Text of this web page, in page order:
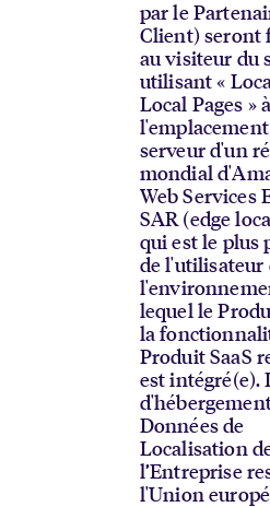
par le
Client) seront
au visiteur du
utilisant «
Local Pages »
serveur d'un
mondial
Web Services
SAR (edge
qui est le plus
de l'utilisateur
lequel le
la
Produit SaaS
est intégré(e).
Données de
Localisation
l’Entreprise
l'Union